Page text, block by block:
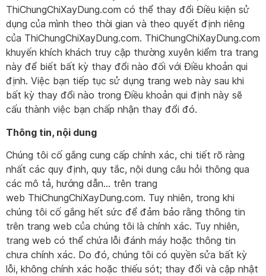
ThiChungChiXayDung.com có thể thay đổi Điều kiện sử
dụng của mình theo thời gian và theo quyết định riêng
của ThiChungChiXayDung.com. ThiChungChiXayDung.com
khuyến khích khách truy cập thường xuyên kiểm tra trang
này để biết bất kỳ thay đổi nào đối với Điều khoản qui
định. Việc bạn tiếp tục sử dụng trang web này sau khi
bất kỳ thay đổi nào trong Điều khoản qui định này sẽ
cấu thành việc bạn chấp nhận thay đổi đó.
Thông tin, nội dung
Chúng tôi cố gắng cung cấp chính xác, chi tiết rõ ràng
nhất các quy định, quy tắc, nội dung câu hỏi thông qua
các mô tả, hướng dẫn… trên trang
web ThiChungChiXayDung.com. Tuy nhiên, trong khi
chúng tôi cố gắng hết sức để đảm bảo rằng thông tin
trên trang web của chúng tôi là chính xác. Tuy nhiên,
trang web có thể chứa lỗi đánh máy hoặc thông tin
chưa chính xác. Do đó, chúng tôi có quyền sửa bất kỳ
lỗi, không chính xác hoặc thiếu sót; thay đổi và cập nhật